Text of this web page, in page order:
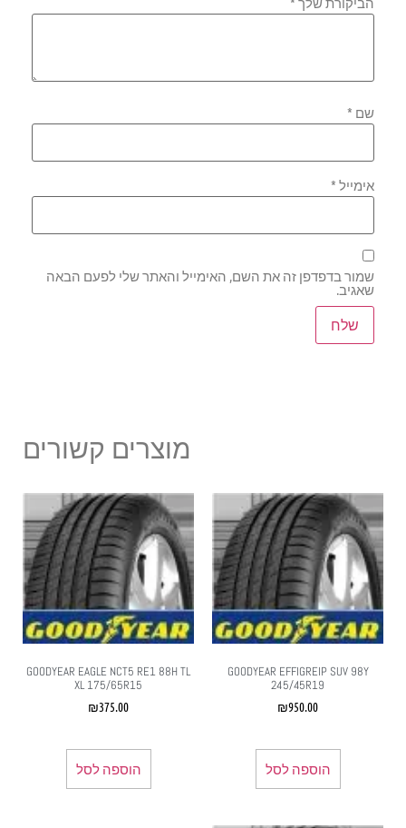
שם*
אימייל*
שמור בדפדפן זה את השם, האימייל והאתר שלי לפעם הבאה
שאגיב.
מוצרים קשורים
GOODYEAR EFFIGREIP SUV 98Y
245/45R19
₪950.00
הוספה לסל
GOODYEAR EAGLE NCT5 RE1 88H TL
XL 175/65R15
₪375.00
הוספה לסל